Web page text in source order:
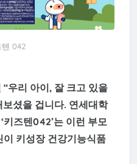
텐 042
우리 아이, 잘 크고 있을
셨을 겁니다. 연세대학
키즈텐042’는 이런 부모
이 키성장 건강기능식품